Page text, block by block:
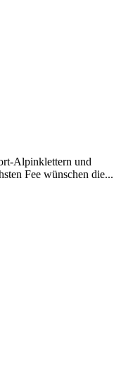
Alpinklettern und
Fee wünschen die...